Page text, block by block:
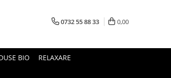
0732 55 88 33 0,00
BIO RELAXARE